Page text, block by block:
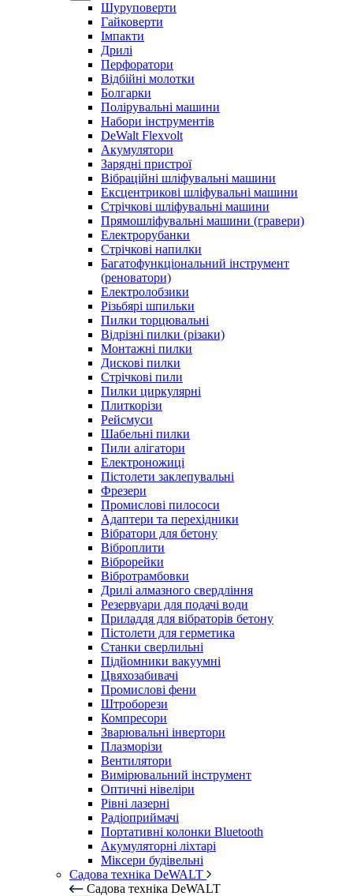
Шуруповерти
Гайковерти
Імпакти
Дрилі
Перфоратори
Відбійні молотки
Болгарки
Полірувальні машини
Набори інструментів
DeWalt Flexvolt
Акумулятори
Зарядні пристрої
Вібраційні шліфувальні машини
Ексцентрикові шліфувальні машини
Стрічкові шліфувальні машини
Прямошліфувальні машини (гравери)
Електрорубанки
Стрічкові напилки
Багатофункціональний інструмент
(реноватори)
Електролобзики
Різьбярі шпильки
Пилки торцювальні
Відрізні пилки (різаки)
Монтажні пилки
Дискові пилки
Стрічкові пили
Пилки циркулярні
Плиткорізи
Рейсмуси
Шабельні пилки
Пили алігатори
Електроножиці
Пістолети заклепувальні
Фрезери
Промислові пилососи
Адаптери та перехідники
Вібратори для бетону
Віброплити
Віброрейки
Вібротрамбовки
Дрилі алмазного свердління
Резервуари для подачі води
Приладдя для вібраторів бетону
Пістолети для герметика
Станки сверлильні
Підйомники вакуумні
Цвяхозабивачі
Промислові фени
Штроборези
Компресори
Зварювальні інвертори
Плазморізи
Вентилятори
Вимірювальний інструмент
Оптичні нівеліри
Рівні лазерні
Радіоприймачі
Портативні колонки Bluetooth
Акумуляторні ліхтарі
Міксери будівельні
Садова техніка DeWALT
Садова техніка DeWALT